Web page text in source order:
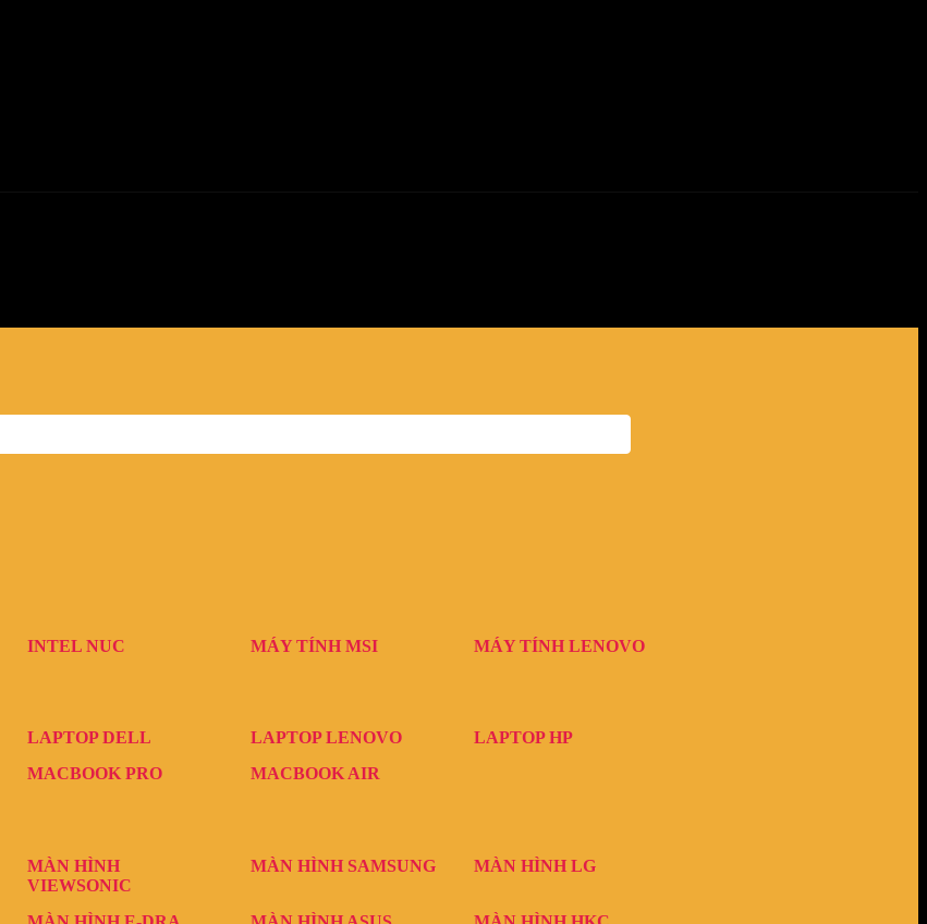
INTEL NUC MÁY TÍNH MSI MÁY TÍNH LENOVO
LAPTOP DELL LAPTOP LENOVO
LAPTOP HP
MACBOOK PRO MACBOOK AIR
MÀN HÌNH
VIEWSONIC
MÀN HÌNH SAMSUNG MÀN HÌNH LG